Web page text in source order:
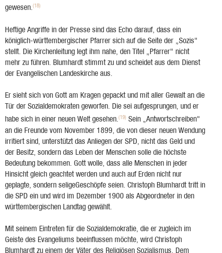
gewesen.(18)
Heftige Angriffe in der Presse sind das Echo darauf, dass ein
königlich-württembergischer Pfarrer sich auf die Seite der „Sozis"
stellt. Die Kirchenleitung legt ihm nahe, den Titel „Pfarrer" nicht
mehr zu führen. Blumhardt stimmt zu und scheidet aus dem Dienst
der Evangelischen Landeskirche aus.
Er sieht sich von Gott am Kragen gepackt und mit aller Gewalt an die
Tür der Sozialdemokraten geworfen. Die sei aufgesprungen, und er
habe sich in einer neuen Welt gesehen.(19) Sein „Antwortschreiben"
an die Freunde vom November 1899, die von dieser neuen Wendung
irritiert sind, unterstützt das Anliegen der SPD, nicht das Geld und
der Besitz, sondern das Leben der Menschen solle die höchste
Bedeutung bekommen. Gott wolle, dass alle Menschen in jeder
Hinsicht gleich geachtet werden und auch auf Erden nicht nur
geplagte, sondern seligeGeschöpfe seien. Christoph Blumhardt tritt in
die SPD ein und wird im Dezember 1900 als Abgeordneter in den
württembergischen Landtag gewählt.
Mit seinem Eintreten für die Sozialdemokratie, die er zugleich im
Geiste des Evangeliums beeinflussen möchte, wird Christoph
Blumhardt zu einem der Väter des Religiösen Sozialismus. Dem